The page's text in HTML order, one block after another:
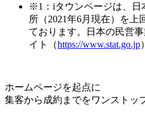
※1：iタウンページは、日
所（2021年6月現在）を上
ております。日本の民営
イト（https://www.stat.go.jp
ホームページを起点に
集客から成約までをワンストッ